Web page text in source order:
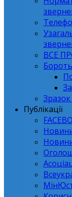
ВСЕ
Публікації